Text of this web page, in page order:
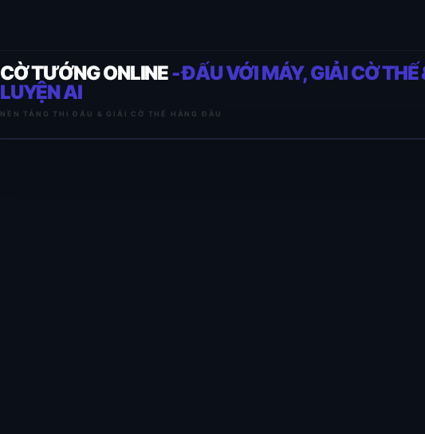
CỜ TƯỚNG ONLINE- ĐẤU VỚI MÁY, GIẢI CỜ THẾ
LUYỆN AI
NỀN TẢNG THI ĐẤU & GIẢI CỜ THẾ HÀNG ĐẦU